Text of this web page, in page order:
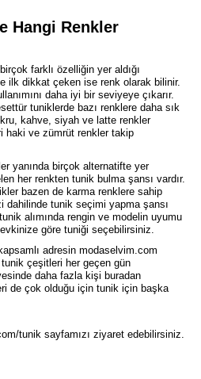
Hangi Renkler
farklı özelliğin yer aldığı
ilk dikkat çeken ise renk olarak bilinir.
daha iyi bir seviyeye çıkarır.
tuniklerde bazı renklere daha sık
kahve, siyah ve latte renkler
haki ve zümrüt renkler takip
yanında birçok alternatifte yer
her renkten tunik bulma şansı vardır.
bazen de karma renklere sahip
dahilinde tunik seçimi yapma şansı
alımında rengin ve modelin uyumu
göre tuniği seçebilirsiniz.
adresin modaselvim.com
çeşitleri her geçen gün
daha fazla kişi buradan
de çok olduğu için tunik için başka
tunik sayfamızı ziyaret edebilirsiniz.